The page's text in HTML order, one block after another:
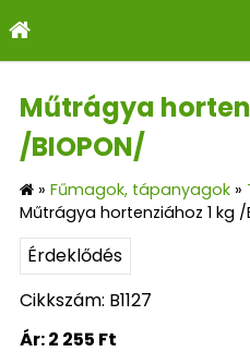
Műtrágya
/BIOPON/
» Fűmagok, tápanyagok »
Műtrágya hortenziához 1 kg /
Érdeklődés
Cikkszám: B1127
Ár:2 255 Ft